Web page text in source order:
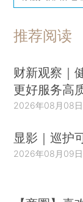
推荐阅读
财新观察｜
更好服务高
2026年08月08日
显影｜巡护
2026年08月09日